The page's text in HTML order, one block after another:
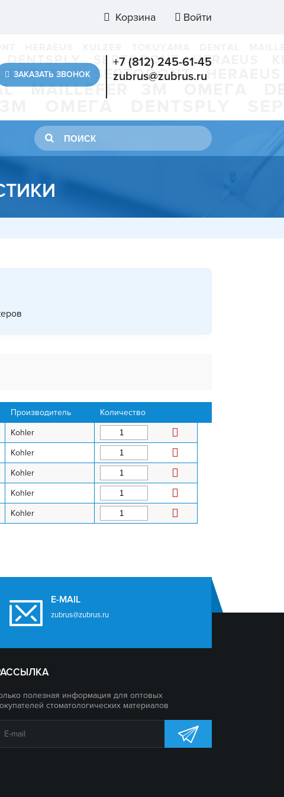
Корзина Войти
ЗАКАЗАТЬ ЗВОНОК
+7 (812) 245-61-45
zubrus@zubrus.ru
Производитель
Количество
Kohler
Kohler
Kohler
Kohler
Kohler
E-MAIL
zubrus@zubrus.ru
полезная информация для оптовых
стоматологических материалов